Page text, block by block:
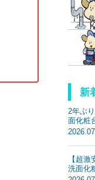
新
2年ぶ
面化粧
【超
洗面化